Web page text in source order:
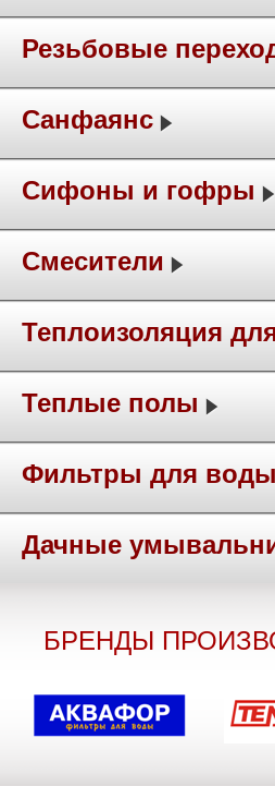
Резьбовые
Санфаянс
Сифоны и гофры
Смесители
Теплоизоляция
Теплые полы
Фильтры для
Дачные
БРЕНДЫ